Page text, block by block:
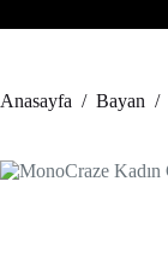
Anasayfa / Bayan /